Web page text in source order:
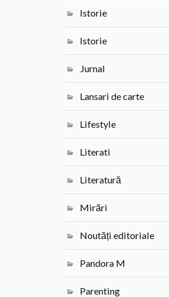
Istorie
Istorie
Jurnal
Lansari de carte
Lifestyle
Literati
Literatură
Mirări
Noutăți editoriale
Pandora M
Parenting